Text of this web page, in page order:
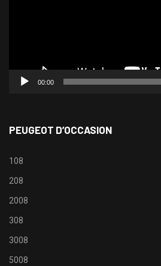
00:00
PEUGEOT D’OCCASION
108
208
2008
308
3008
5008